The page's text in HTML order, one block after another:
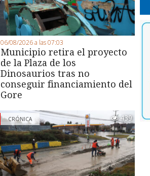
06/08/2026 a las 07:03
Municipio retira el proyecto
de la Plaza de los
Dinosaurios tras no
conseguir financiamiento del
Gore
CRÓNICA 439